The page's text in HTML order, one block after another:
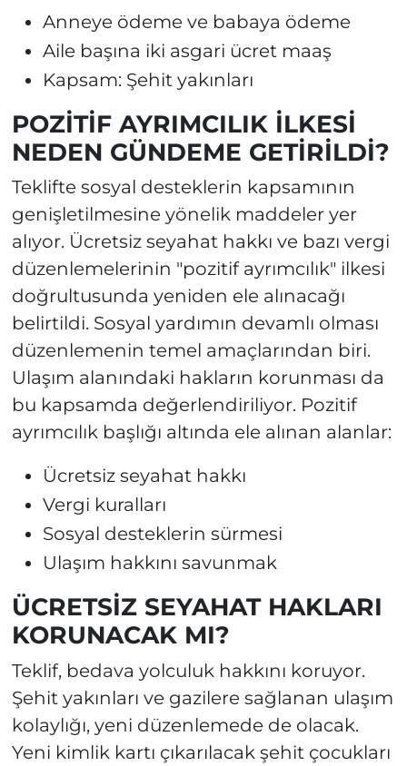
Anneye ödeme ve babaya ödeme
Aile başına iki asgari ücret maaş
Kapsam: Şehit yakınları
POZİTİF AYRIMCILIK İLKESİ
NEDEN GÜNDEME GETİRİLDİ?
Teklifte sosyal desteklerin kapsamının
genişletilmesine yönelik maddeler yer
alıyor. Ücretsiz seyahat hakkı ve bazı vergi
düzenlemelerinin "pozitif ayrımcılık" ilkesi
doğrultusunda yeniden ele alınacağı
belirtildi. Sosyal yardımın devamlı olması
düzenlemenin temel amaçlarından biri.
Ulaşım alanındaki hakların korunması da
bu kapsamda değerlendiriliyor. Pozitif
ayrımcılık başlığı altında ele alınan alanlar:
Ücretsiz seyahat hakkı
Vergi kuralları
Sosyal desteklerin sürmesi
Ulaşım hakkını savunmak
ÜCRETSİZ SEYAHAT HAKLARI
KORUNACAK MI?
Teklif, bedava yolculuk hakkını koruyor.
Şehit yakınları ve gazilere sağlanan ulaşım
kolaylığı, yeni düzenlemede de olacak.
Yeni kimlik kartı çıkarılacak şehit çocukları